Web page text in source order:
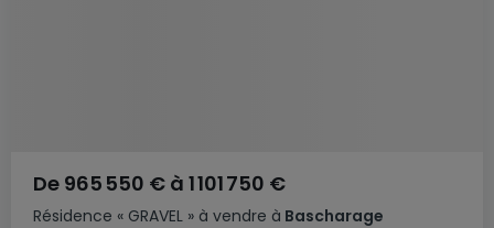
Résidence « GRAVEL » à vendre à Bascharage
De 965 550 € à 1 101 750 €